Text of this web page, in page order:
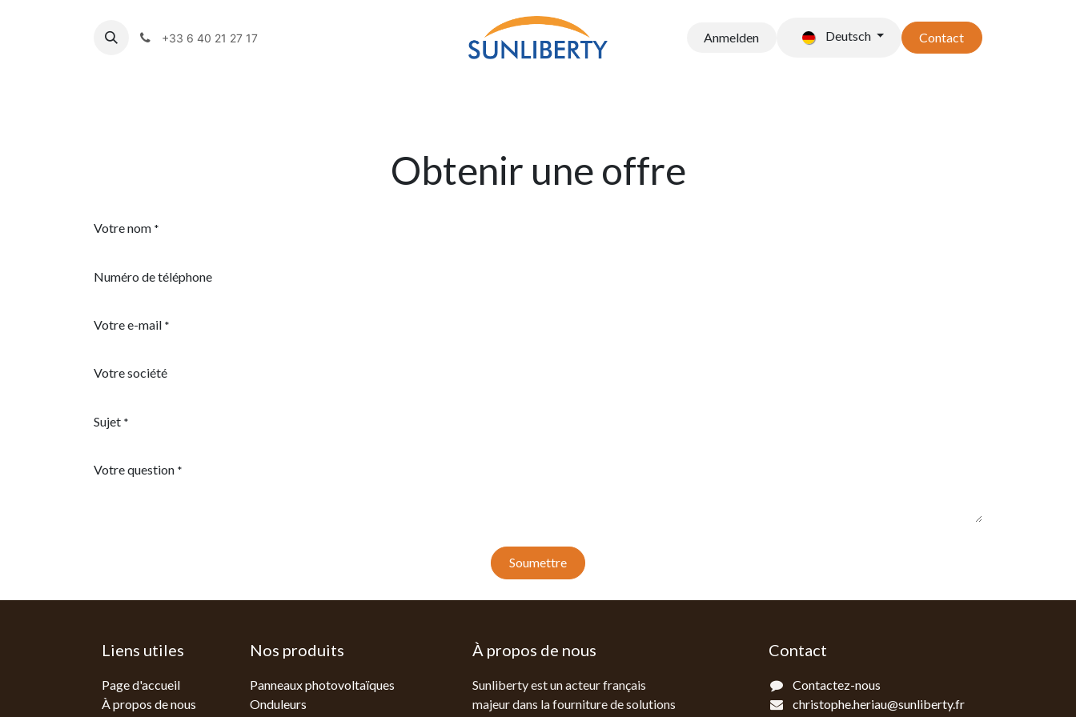
+33 6 40 21 27 17 Anmelden Deutsch Contact
Obtenir une offre
Votre nom *
Numéro de téléphone
Votre e-mail *
Votre société
Sujet *
Votre question *
Soumettre
Liens utiles
Page d'accueil
À propos de nous
À propos de nous
Sunliberty est un acteur français
majeur dans la fourniture de solutions
Nos produits
Panneaux photovoltaïques
Onduleurs
Contact
Contactez-nous
christophe.heriau@sunliberty.fr